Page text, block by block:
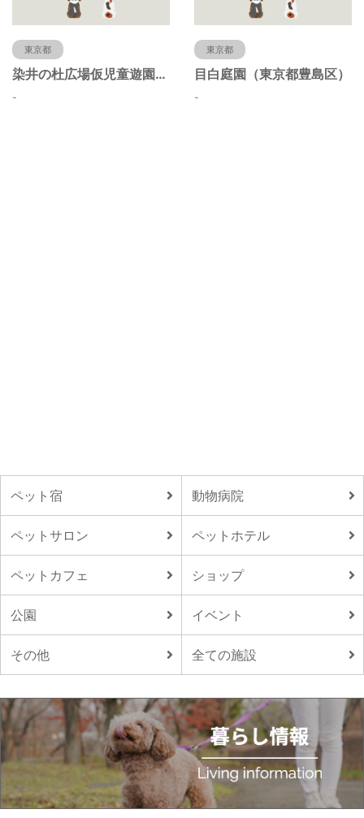
東京都
染井の杜広場仮児童遊園（東京都豊島区）
-
東京都
目白庭園（東京都豊島区）
-
ペット宿 動物病院
ペットサロン ペットホテル
ペットカフェ ショップ
公園 イベント
その他 全ての施設